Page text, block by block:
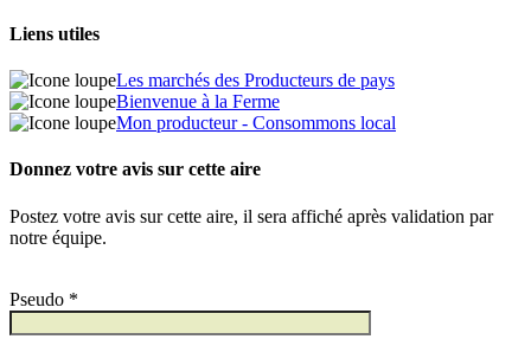
Liens utiles
Les marchés des Producteurs de pays
Bienvenue à la Ferme
Mon producteur - Consommons local
Donnez votre avis sur cette aire
Postez votre avis sur cette aire, il sera affiché après validation par
notre équipe.
Pseudo *